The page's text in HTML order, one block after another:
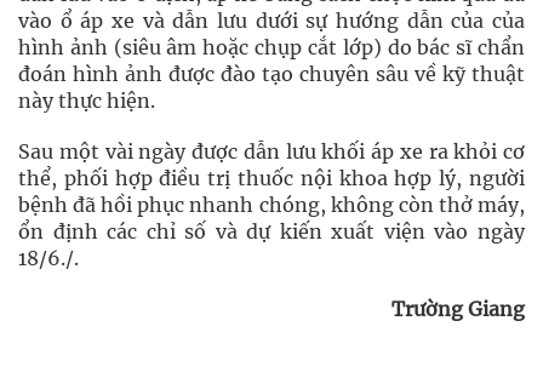
vào ổ áp xe và dẫn lưu dưới sự hướng dẫn của của
hình ảnh (siêu âm hoặc chụp cắt lớp) do bác sĩ chẩn
đoán hình ảnh được đào tạo chuyên sâu về kỹ thuật
này thực hiện.
Sau một vài ngày được dẫn lưu khối áp xe ra khỏi cơ
thể, phối hợp điều trị thuốc nội khoa hợp lý, người
bệnh đã hồi phục nhanh chóng, không còn thở máy,
ổn định các chỉ số và dự kiến xuất viện vào ngày
18/6./.
Trường Giang